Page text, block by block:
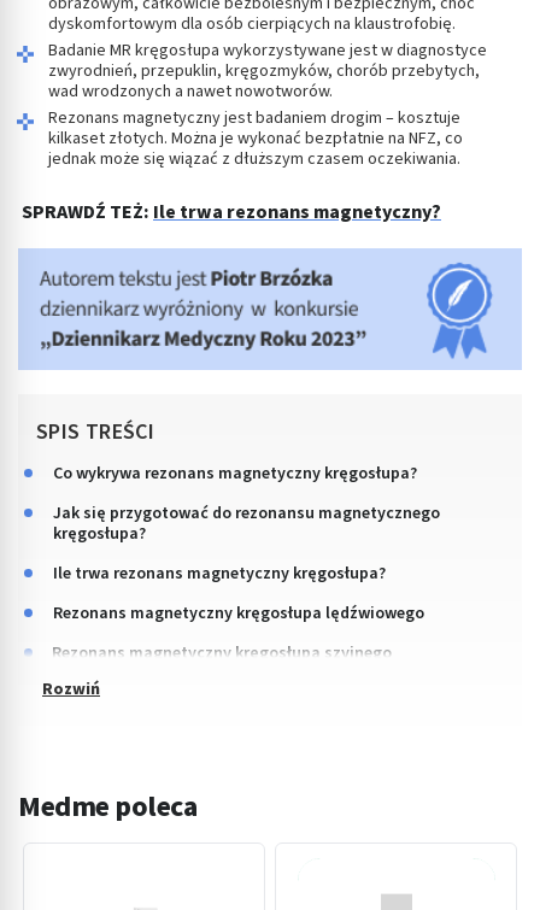
dyskomfortowym dla osób cierpiących na klaustrofobię.
Badanie MR kręgosłupa wykorzystywane jest w diagnostyce
zwyrodnień, przepuklin, kręgozmyków, chorób przebytych,
wad wrodzonych a nawet nowotworów.
Rezonans magnetyczny jest badaniem drogim – kosztuje
kilkaset złotych. Można je wykonać bezpłatnie na NFZ, co
jednak może się wiązać z dłuższym czasem oczekiwania.
SPRAWDŹ TEŻ: Ile trwa rezonans magnetyczny?
SPIS TREŚCI
Co wykrywa rezonans magnetyczny kręgosłupa?
Jak się przygotować do rezonansu magnetycznego
kręgosłupa?
Ile trwa rezonans magnetyczny kręgosłupa?
Rezonans magnetyczny kręgosłupa lędźwiowego
Rezonans magnetyczny kręgosłupa szyjnego
Medme poleca